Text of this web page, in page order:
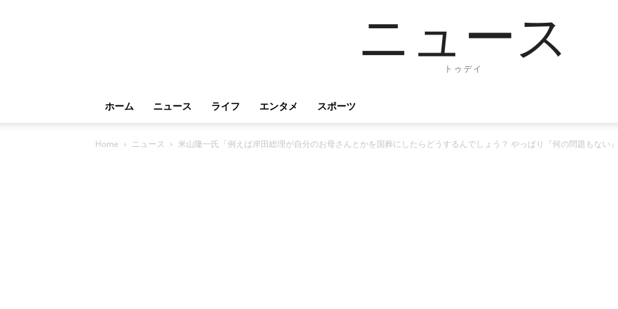
ニュース
トゥデイ
ホーム ニュース ライフ エンタメ スポーツ
Home ニュース 米山隆一氏「例えば岸田総理が自分のお母さんとかを国葬にしたらどうするんでしょう？ やっぱり『何の問題もない